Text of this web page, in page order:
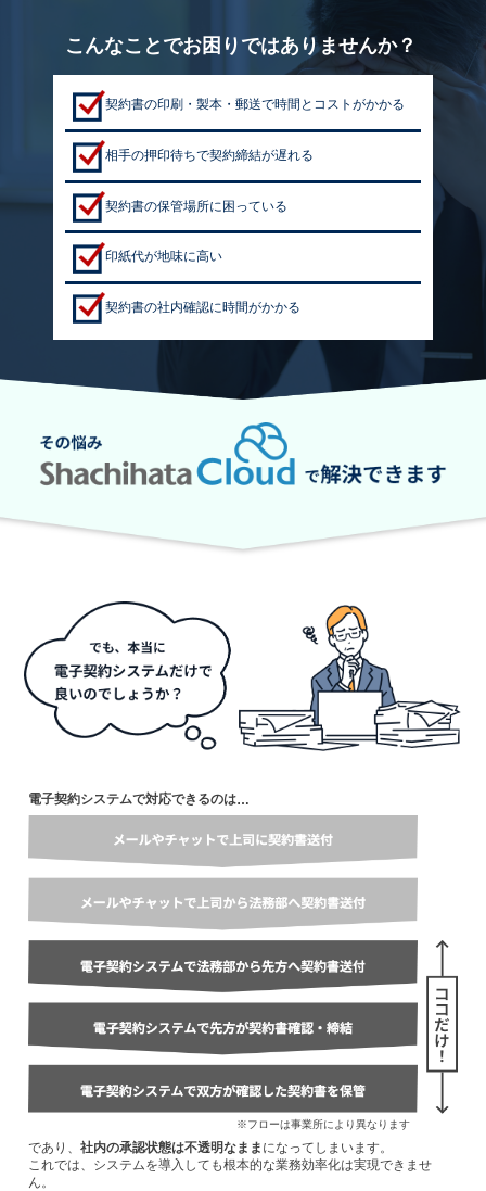
こんなことでお困りではありませんか？
契約書の印刷・製本・郵送で時間とコストがかかる
相手の押印待ちで契約締結が遅れる
契約書の保管場所に困っている
印紙代が地味に高い
契約書の社内確認に時間がかかる
電子契約システムで対応できるのは…
※フローは事業所により異なります
であり、社内の承認状態は不透明なまま になってしまいます。
これでは、システムを導入しても根本的な業務効率化は実現できませ
ん。